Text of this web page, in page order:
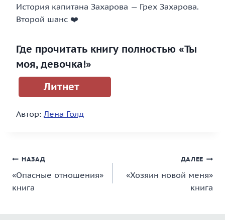
История капитана Захарова — Грех Захарова.
Второй шанс ❤️
Где прочитать книгу полностью «Ты
моя, девочка!»
Литнет
Автор: Лена Голд
Навигация
по
записям
НАЗАД
«Опасные отношения»
книга
ДАЛЕЕ
«Хозяин новой меня»
книга